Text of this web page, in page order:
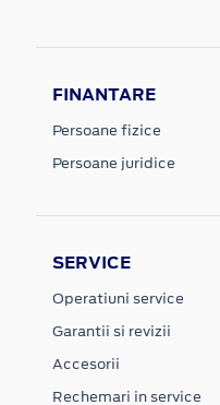
FINANTARE
Persoane fizice
Persoane juridice
SERVICE
Operatiuni service
Garantii si revizii
Accesorii
Rechemari in service